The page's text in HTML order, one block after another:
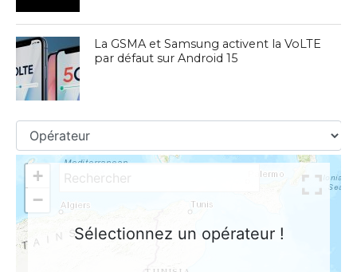
La GSMA et Samsung activent la VoLTE
par défaut sur Android 15